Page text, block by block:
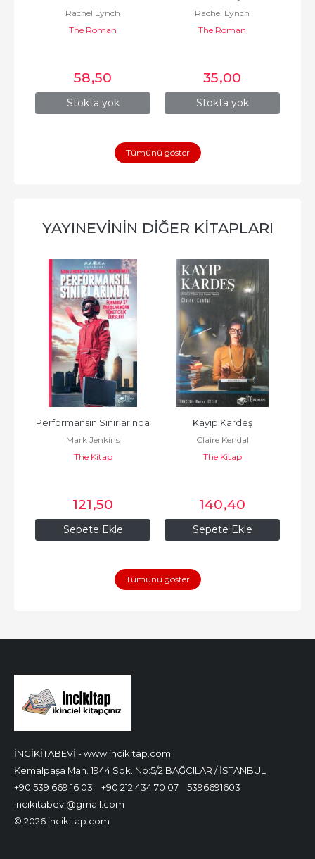
Stokta yok
Rachel Lynch
The Roman
58,50
Stokta yok
Rachel Lynch
The Roman
35,00
Tümünü göster
YAYINEVININ DIĞER KITAPLARI
Sepete Ekle
Performansın Sınırlarında
Mark Jenkins
The Kitap
121,50
Sepete Ekle
Kayıp Kardeş
Claire Kendal
The Kitap
140,40
Tümünü göster
İNCİKİTABEVİ - www.incikitap.com
Kemalpaşa Mah. 1944 Sok. No:5/2 BAĞCILAR / İSTANBUL
+90 539 669 16 03
+90 212 434 70 07
5396691603
incikitabevi@gmail.com
© 2026 incikitap.com